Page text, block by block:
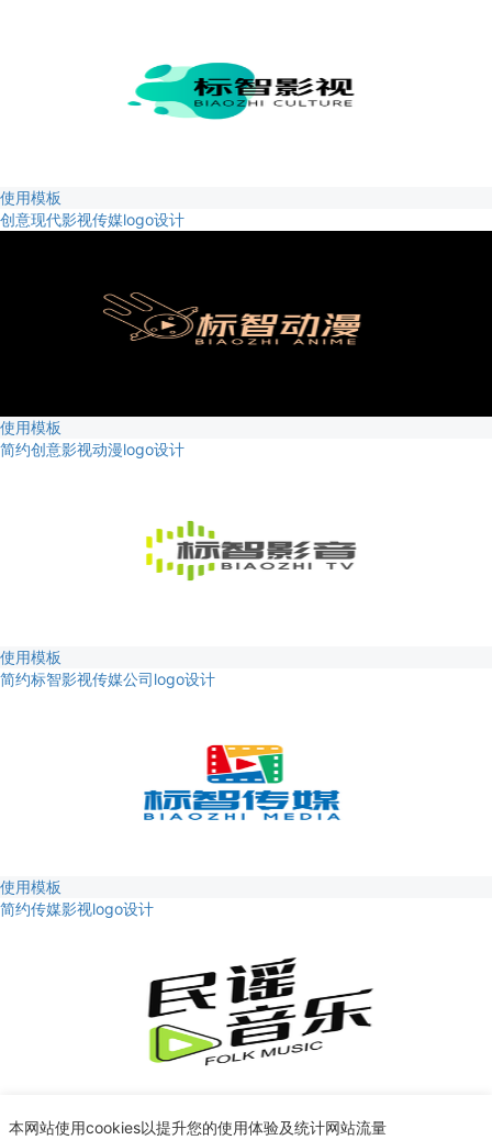
使用模板
创意现代影视传媒logo设计
使用模板
简约创意影视动漫logo设计
使用模板
简约标智影视传媒公司logo设计
使用模板
简约传媒影视logo设计
使用模板
本网站使用cookies以提升您的使用体验及统计网站流量